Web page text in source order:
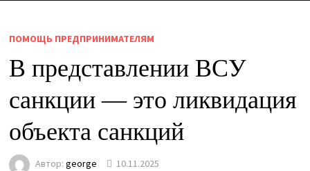
ПОМОЩЬ ПРЕДПРИНИМАТЕЛЯМ
В представлении ВСУ
санкции — это ликвидация
объекта санкций
Автор: george 10.11.2025